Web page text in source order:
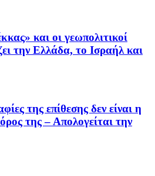
και οι γεωπολιτικοί
την Ελλάδα, το Ισραήλ και
της επίθεσης δεν είναι η
της – Απολογείται την